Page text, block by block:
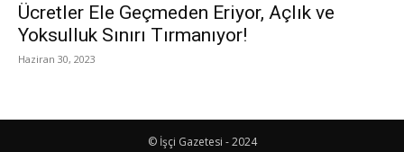
Ücretler Ele Geçmeden Eriyor, Açlık ve
Yoksulluk Sınırı Tırmanıyor!
Haziran 30, 2023
© İşçi Gazetesi - 2024